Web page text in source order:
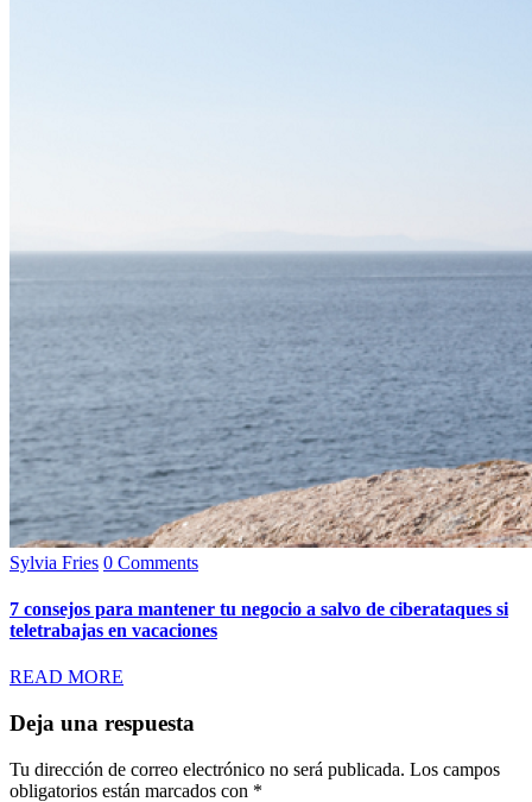
Sylvia Fries 0 Comments
7 consejos para mantener tu negocio a salvo de ciberataques si
teletrabajas en vacaciones
READ MORE
Deja una respuesta
Tu dirección de correo electrónico no será publicada. Los campos
obligatorios están marcados con *